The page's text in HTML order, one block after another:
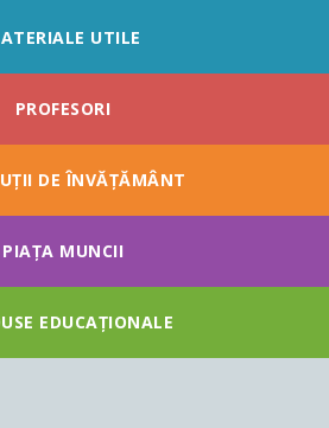
UTILE
PROFESORI
DE ÎNVĂȚĂMÂNT
PIAȚA MUNCII
EDUCAȚIONALE